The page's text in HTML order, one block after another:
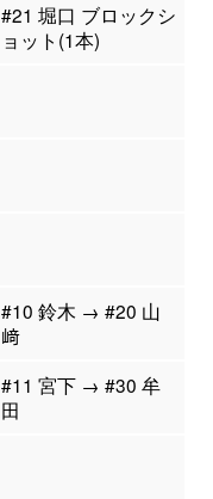
#21 堀口 ブロックシ
ョット(1本)
#10 鈴木 → #20 山
﨑
#11 宮下 → #30 牟
田